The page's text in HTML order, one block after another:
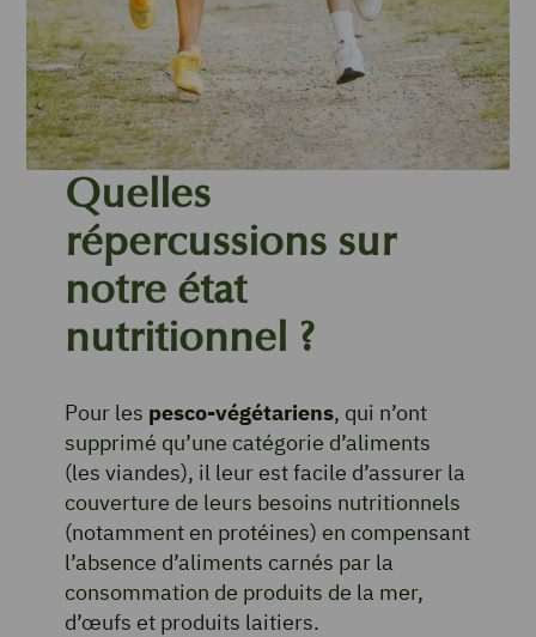
Quelles
répercussions sur
notre état
nutritionnel ?
Pour les pesco-végétariens, qui n’ont
supprimé qu’une catégorie d’aliments
(les viandes), il leur est facile d’assurer la
couverture de leurs besoins nutritionnels
(notamment en protéines) en compensant
l’absence d’aliments carnés par la
consommation de produits de la mer,
d’œufs et produits laitiers.